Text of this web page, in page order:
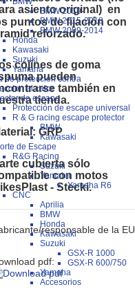
BMW 2019-
BMW 2015-2018
BMW 2009-2014
Honda
Kawasaki
Suzuki
Yamaha
de proteccion contra
al calor
de escape
Protección de escape universal
R & G racing escape protector
BMW
Kawasaki
de Escape
R&G Racing
Suzuki
Yamaha
Yamaha R6
CNC
Aprilia
BMW
Honda
Kawasaki
Suzuki
GSX-R 1000
GSX-R 600/750
Yamaha
Accesorios
asiento original) en
puntos de fijación con
reforzado.
cojines de goma
pueden
también en
tienda.
GRP
cubierta sólo
con motos
- Stecki.
responsable de la EU
pdf: